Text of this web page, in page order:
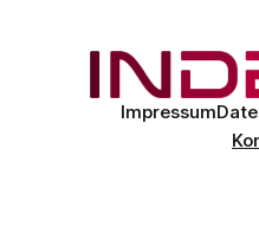
aktuellen Exchange Server
Impressum